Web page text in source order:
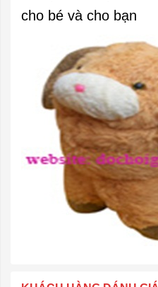
cho bé và cho bạn